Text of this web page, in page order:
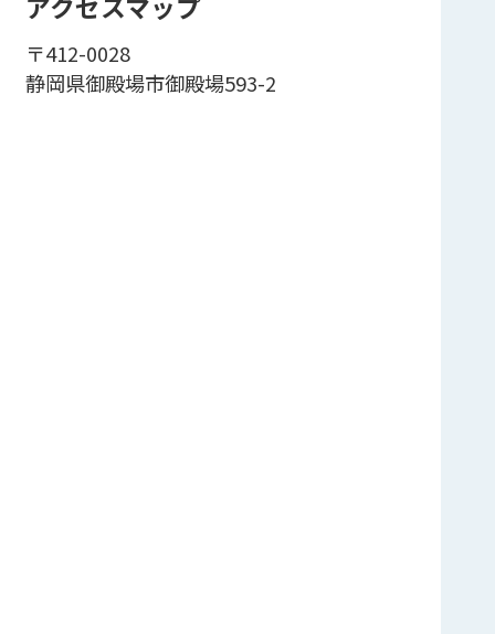
〒412-0028
静岡県御殿場市御殿場593-2